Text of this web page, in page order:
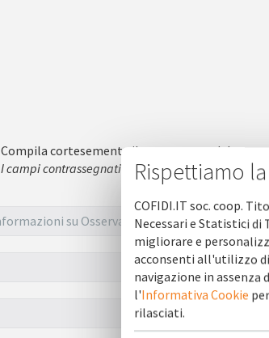
Compila cortesemente il seguente modulo.
I campi contrassegnati con l'asterisco * sono
Rispettiamo
COFIDI.IT soc. coop.
Necessari e Statistici
migliorare e
acconsenti all'utilizzo
navigazione in
l'Informativa Cookie
rilasciati.